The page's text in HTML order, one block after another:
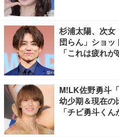
杉浦太陽、次女
団らん」ショッ
「これは疲れ
M!LK佐野勇斗
幼少期＆現在の
「チビ勇斗く